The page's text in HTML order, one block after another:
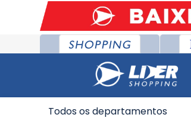
Todos os departamentos